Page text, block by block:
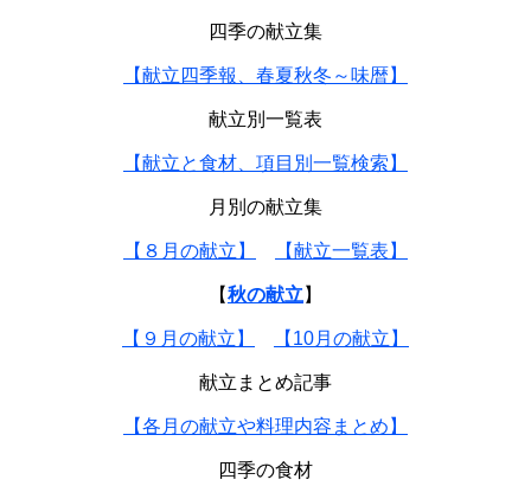
四季の献立集
【献立四季報、春夏秋冬～味暦】
献立別一覧表
【献立と食材、項目別一覧検索】
月別の献立集
【８月の献立】 【献立一覧表】
【秋の献立 】
【９月の献立】 【10月の献立】
献立まとめ記事
【各月の献立や料理内容まとめ】
四季の食材